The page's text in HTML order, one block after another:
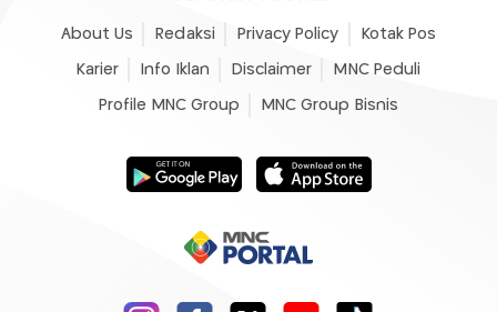
About Us Redaksi Privacy Policy Kotak Pos
Karier Info Iklan Disclaimer MNC Peduli
Profile MNC Group MNC Group Bisnis